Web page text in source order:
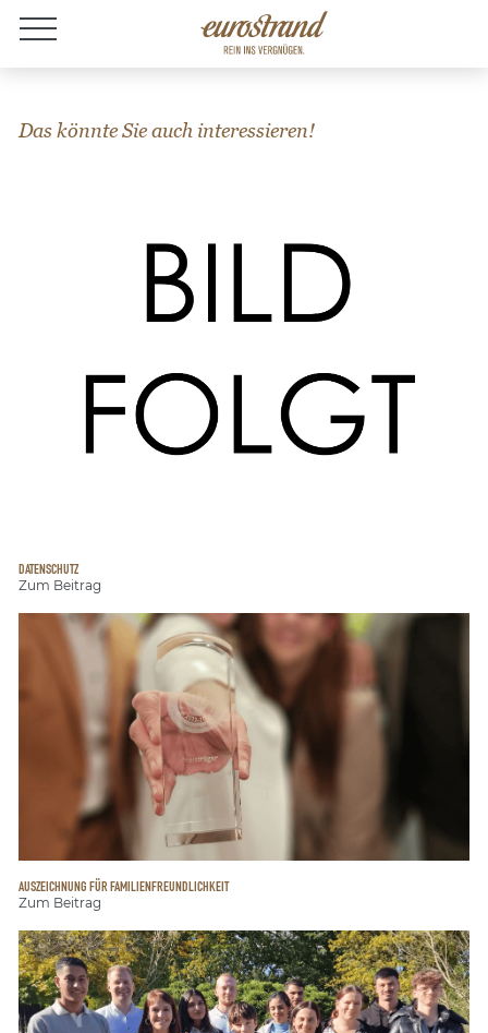
Jobs
Das könnte Sie auch interessieren!
DATENSCHUTZ
Zum Beitrag
AUSZEICHNUNG FÜR FAMILIENFREUNDLICHKEIT
Zum Beitrag